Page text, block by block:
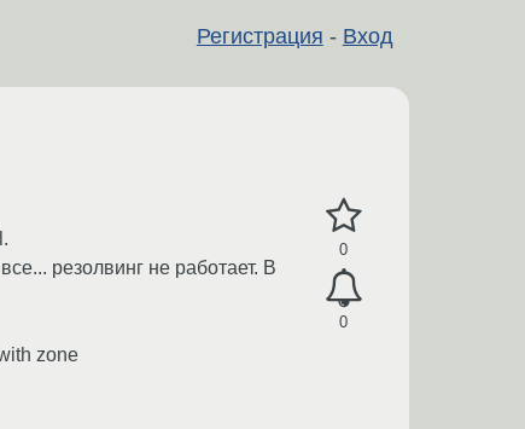
Регистрация - Вход
0
0
резолвинг не работает. В
zone